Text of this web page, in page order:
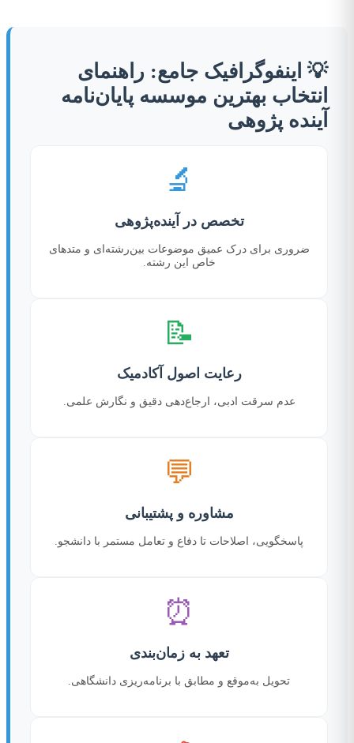
💡 اینفوگرافیک جامع: راهنمای
انتخاب بهترین موسسه پایان‌نامه
آینده پژوهی
🔬
تخصص در آینده‌پژوهی
ضروری برای درک عمیق موضوعات بین‌رشته‌ای و متدهای
خاص این رشته.
📝
رعایت اصول آکادمیک
عدم سرقت ادبی، ارجاع‌دهی دقیق و نگارش علمی.
💬
مشاوره و پشتیبانی
پاسخگویی، اصلاحات تا دفاع و تعامل مستمر با دانشجو.
⏰
تعهد به زمان‌بندی
تحویل به‌موقع و مطابق با برنامه‌ریزی دانشگاهی.